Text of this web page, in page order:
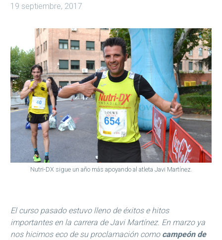
19 septiembre, 2017
Nutri-DX sigue un año más apoyando al atleta Javi Martínez.
El curso pasado estuvo lleno de éxitos e hitos
importantes en la carrera de Javi Martínez. En marzo ya
nos hicimos eco de su proclamación como campeón de